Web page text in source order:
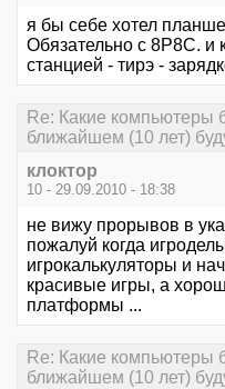
я бы себе хотел
Обязательно с 8P8C. и
станцией - тирэ -
Re: Какие компьютеры
ближайшем (10 лет)
клоктор
10 - 29.09.2010 - 18:38
не вижу прорывов в
пожалуй когда
игрокалькуляторы и
красивые игры, а
платформы ...
Re: Какие компьютеры
ближайшем (10 лет)